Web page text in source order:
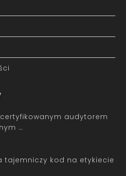
audytorem
…
tajemniczy kod na etykiecie